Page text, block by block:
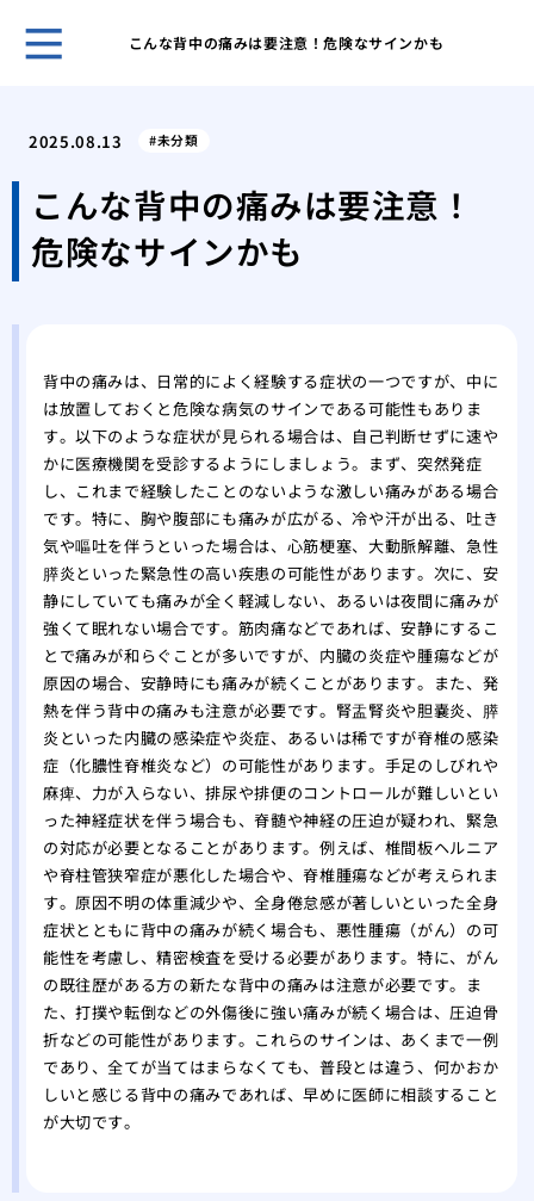
こんな背中の痛みは要注意！危険なサインかも
湿
ます
ト
2025.08.13 未分類
こんな背中の痛みは要注意！
危険なサインかも
背中の痛みは、日常的によく経験する症状の一つですが、中に
は放置しておくと危険な病気のサインである可能性もありま
す。以下のような症状が見られる場合は、自己判断せずに速や
かに医療機関を受診するようにしましょう。まず、突然発症
し、これまで経験したことのないような激しい痛みがある場合
です。特に、胸や腹部にも痛みが広がる、冷や汗が出る、吐き
気や嘔吐を伴うといった場合は、心筋梗塞、大動脈解離、急性
膵炎といった緊急性の高い疾患の可能性があります。次に、安
静にしていても痛みが全く軽減しない、あるいは夜間に痛みが
強くて眠れない場合です。筋肉痛などであれば、安静にするこ
とで痛みが和らぐことが多いですが、内臓の炎症や腫瘍などが
原因の場合、安静時にも痛みが続くことがあります。また、発
熱を伴う背中の痛みも注意が必要です。腎盂腎炎や胆嚢炎、膵
炎といった内臓の感染症や炎症、あるいは稀ですが脊椎の感染
症（化膿性脊椎炎など）の可能性があります。手足のしびれや
麻痺、力が入らない、排尿や排便のコントロールが難しいとい
った神経症状を伴う場合も、脊髄や神経の圧迫が疑われ、緊急
の対応が必要となることがあります。例えば、椎間板ヘルニア
や脊柱管狭窄症が悪化した場合や、脊椎腫瘍などが考えられま
す。原因不明の体重減少や、全身倦怠感が著しいといった全身
症状とともに背中の痛みが続く場合も、悪性腫瘍（がん）の可
能性を考慮し、精密検査を受ける必要があります。特に、がん
の既往歴がある方の新たな背中の痛みは注意が必要です。ま
た、打撲や転倒などの外傷後に強い痛みが続く場合は、圧迫骨
折などの可能性があります。これらのサインは、あくまで一例
であり、全てが当てはまらなくても、普段とは違う、何かおか
しいと感じる背中の痛みであれば、早めに医師に相談すること
が大切です。